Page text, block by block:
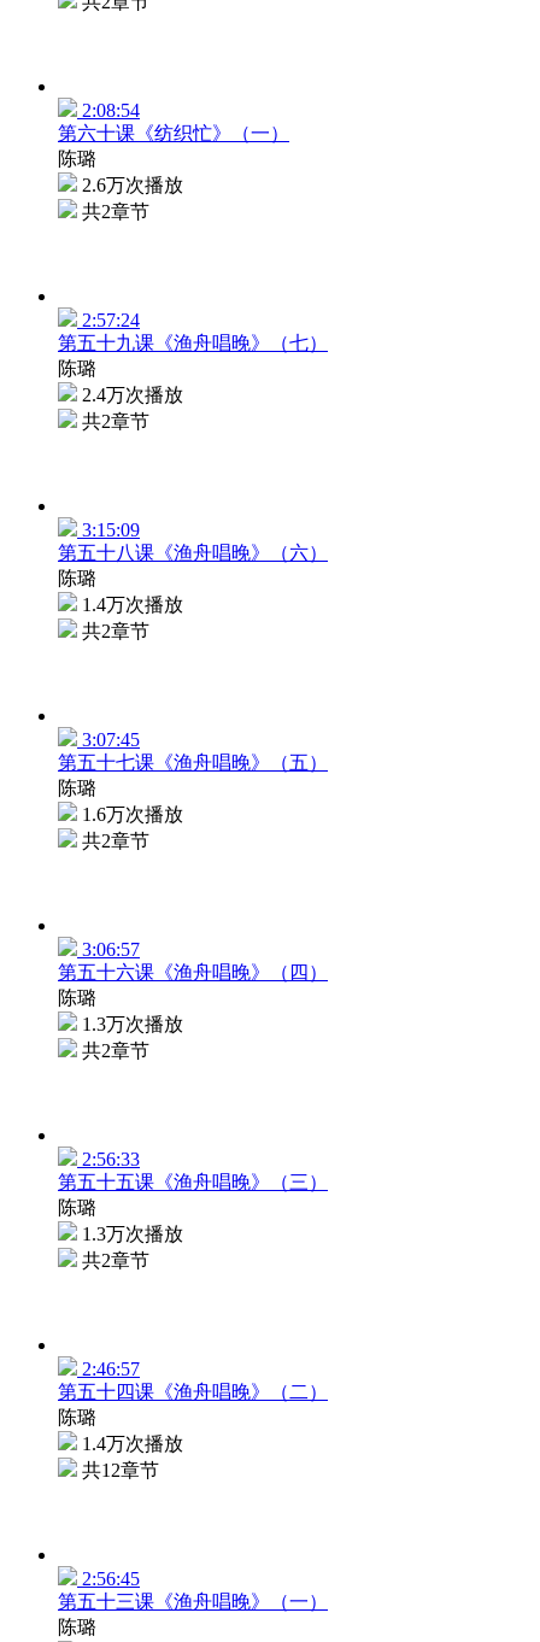
2:08:54
第六十课《纺织忙》（一）
陈璐
2.6万次播放
共2章节
2:57:24
第五十九课《渔舟唱晚》（七）
陈璐
2.4万次播放
共2章节
3:15:09
第五十八课《渔舟唱晚》（六）
陈璐
1.4万次播放
共2章节
3:07:45
第五十七课《渔舟唱晚》（五）
陈璐
1.6万次播放
共2章节
3:06:57
第五十六课《渔舟唱晚》（四）
陈璐
1.3万次播放
共2章节
2:56:33
第五十五课《渔舟唱晚》（三）
陈璐
1.3万次播放
共2章节
2:46:57
第五十四课《渔舟唱晚》（二）
陈璐
1.4万次播放
共12章节
2:56:45
第五十三课《渔舟唱晚》（一）
陈璐